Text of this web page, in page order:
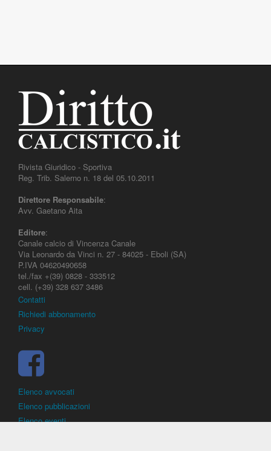
Rivista Giuridico - Sportiva
Reg. Trib. Salerno n. 18 del 05.10.2011
Direttore Responsabile:
Avv. Gaetano Aita
Editore:
Canale calcio di Vincenza Canale
Via Leonardo da Vinci n. 27 - 84025 - Eboli (SA)
P.IVA 04620490658
tel./fax +(39) 0828 - 333512
cell. (+39) 328 637 3486
Contatti
Richiedi abbonamento
Privacy
Elenco avvocati
Elenco pubblicazioni
Elenco eventi